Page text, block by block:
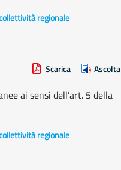
regionale
Scarica Ascolta
ai sensi dell’art. 5 della
regionale